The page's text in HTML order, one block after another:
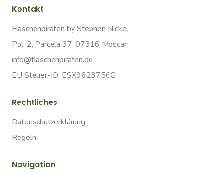
Kontakt
Flaschenpiraten by Stephen Nickel
Pol. 2, Parcela 37, 07316 Moscari
info@flaschenpiraten.de
EU Steuer-ID: ESX9623756G
Rechtliches
Datenschutzerklärung
Regeln
Navigation